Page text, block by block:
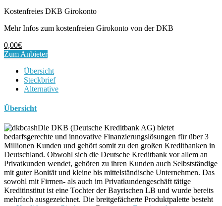
Kostenfreies DKB Girokonto
Mehr Infos zum kostenfreien Girokonto von der DKB
0,00€
Zum Anbieter
Übersicht
Steckbrief
Alternative
Übersicht
Die DKB (Deutsche Kreditbank AG) bietet
bedarfsgerechte und innovative Finanzierungslösungen für über 3
Millionen Kunden und gehört somit zu den großen Kreditbanken in
Deutschland. Obwohl sich die Deutsche Kreditbank vor allem an
Privatkunden wendet, gehören zu ihren Kunden auch Selbstständige
mit guter Bonität und kleine bis mittelständische Unternehmen. Das
sowohl mit Firmen- als auch im Privatkundengeschäft tätige
Kreditinstitut ist eine Tochter der Bayrischen LB und wurde bereits
mehrfach ausgezeichnet. Die breitgefächerte Produktpalette besteht